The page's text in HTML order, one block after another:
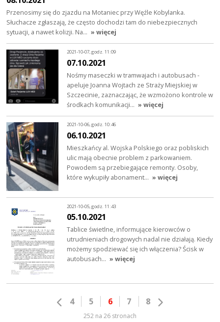
Przenosimy się do zjazdu na Motaniec przy Węźle Kobylanka.
Słuchacze zgłaszają, że często dochodzi tam do niebezpiecznych
sytuacji, a nawet kolizji. Na… » więcej
2021-10-07, godz. 11:09
07.10.2021
Nośmy maseczki w tramwajach i autobusach -
apeluje Joanna Wojtach ze Straży Miejskiej w
Szczecinie, zaznaczając, że wzmożono kontrole w
środkach komunikacji… » więcej
2021-10-06, godz. 10:46
06.10.2021
Mieszkańcy al. Wojska Polskiego oraz pobliskich
ulic mają obecnie problem z parkowaniem.
Powodem są przebiegające remonty. Osoby,
które wykupiły abonament… » więcej
2021-10-05, godz. 11:43
05.10.2021
Tablice świetlne, informujące kierowców o
utrudnieniach drogowych nadal nie działają. Kiedy
możemy spodziewać się ich włączenia? Ścisk w
autobusach… » więcej
4 5 6 7 8
252 na 26 stronach